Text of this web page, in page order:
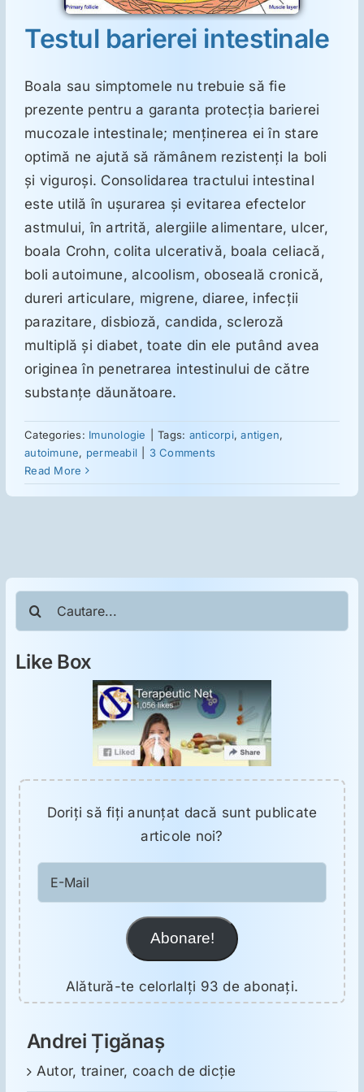
Suplimente
Ginecologie
Mesajele lui Reichelt
Dietă
LDN
ORL
Oncologie
Toxicologie
Psihoterapie
Antropologie
Testul barierei intestinale
Boala sau simptomele nu trebuie să fie
prezente pentru a garanta protecţia barierei
mucozale intestinale; menţinerea ei în stare
optimă ne ajută să rămânem rezistenţi la boli
şi viguroşi. Consolidarea tractului intestinal
este utilă în uşurarea şi evitarea efectelor
astmului, în artrită, alergiile alimentare, ulcer,
boala Crohn, colita ulcerativă, boala celiacă,
boli autoimune, alcoolism, oboseală cronică,
dureri articulare, migrene, diaree, infecţii
parazitare, disbioză, candida, scleroză
multiplă şi diabet, toate din ele putând avea
originea în penetrarea intestinului de către
substanţe dăunătoare.
Categories: Imunologie Tags: anticorpi,antigen,
autoimune, permeabil
3 Comments
Read More
Cautare...
Like Box
Doriţi să fiţi anunţat dacă sunt publicate
articole noi?
Mail
Abonare!
Alătură-te celorlalți 93 de abonați.
Andrei Țigănaș
Autor, trainer, coach de dicție